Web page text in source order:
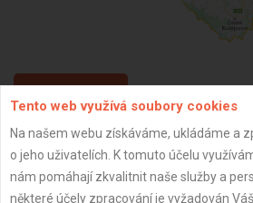
ZPĚT
Aktualizováno z portálu ARES dne
Tento web využívá soubory cookies
Na našem webu získáváme, ukládáme a
o jeho uživatelích. K tomuto účelu
nám pomáhají zkvalitnit naše služby a
některé účely zpracování je vyžadován